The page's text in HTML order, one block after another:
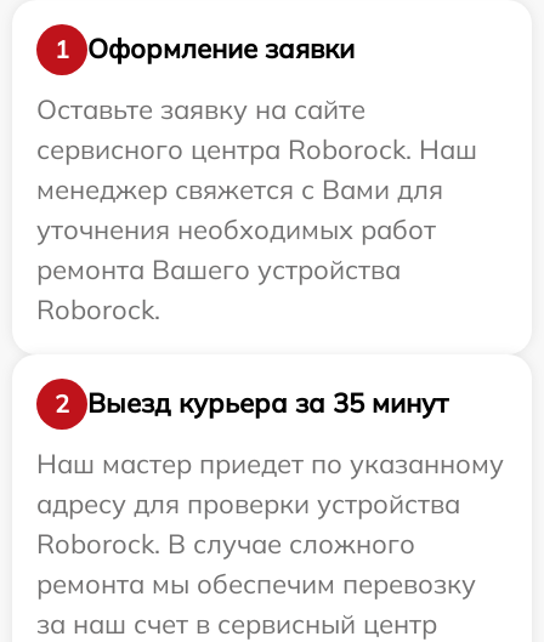
1
Оформление заявки
Оставьте заявку на сайте
сервисного центра Roborock. Наш
менеджер свяжется с Вами для
уточнения необходимых работ
ремонта Вашего устройства
Roborock.
2
Выезд курьера за 35 минут
Наш мастер приедет по указанному
адресу для проверки устройства
Roborock. В случае сложного
ремонта мы обеспечим перевозку
за наш счет в сервисный центр